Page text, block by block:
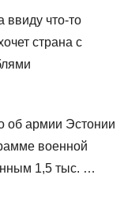
ввиду что-то
страна с
об армии Эстонии
военной
1,5 тыс. …